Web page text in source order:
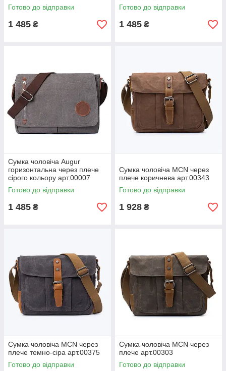
Готово до відправки
1 485 ₴
Готово до відправки
1 485 ₴
Сумка чоловіча Augur
горизонтальна через плече
сірого кольору арт.00007
Готово до відправки
1 485 ₴
Сумка чоловіча MCN через
плече коричнева арт.00343
Готово до відправки
1 928 ₴
Сумка чоловіча MCN через
плече темно-сіра арт.00375
Готово до відправки
Сумка чоловіча MCN через
плече арт.00303
Готово до відправки